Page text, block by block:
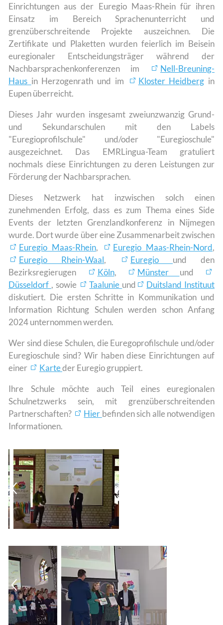
Einrichtungen aus der Euregio Maas-Rhein für ihren
Einsatz im Bereich Sprachenunterricht und
grenzüberschreitende Projekte auszeichnen. Die
Zertifikate und Plaketten wurden feierlich im Beisein
euregionaler Entscheidungsträger während der
Nachbarsprachenkonferenzen im
Nell-Breuning-
Haus in Herzogenrath und im Kloster Heidberg in
Eupen überreicht.
Dieses Jahr wurden insgesamt zweiunzwanzig Grund-
und Sekundarschulen mit den Labels
"Euregioprofilschule" und/oder "Euregioschule"
ausgezeichnet. Das EMRLingua-Team gratuliert
nochmals diese Einrichtungen zu deren Leistungen zur
Förderung der Nachbarsprachen.
Dieses Netzwerk hat inzwischen solch einen
zunehmenden Erfolg, dass es zum Thema eines Side
Events der letzten Grenzlandkonferenz in Nijmegen
wurde. Dort wurde über eine Zusammenarbeit zwischen
Euregio Maas-Rhein, Euregio Maas-Rhein-Nord,
Euregio Rhein-Waal, Euregio und den
Bezirksregierugen
Köln, Münster und
Düsseldorf , sowie Taalunie und
Duitsland Instituut
diskutiert. Die ersten Schritte in Kommunikation und
Information Richtung Schulen werden schon Anfang
2024 unternommen werden.
Wer sind diese Schulen, die Euregoprofilschule und/oder
Euregioschule sind? Wir haben diese Einrichtungen auf
einer
Karteder Euregio gruppiert.
Ihre Schule möchte auch Teil eines euregionalen
Schulnetzwerks sein, mit grenzüberschreitenden
Partnerschaften?
Hier befinden sich alle notwendigen
Informationen.